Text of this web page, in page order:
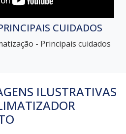
CUIDADOS
- Principais cuidados
ILUSTRATIVAS